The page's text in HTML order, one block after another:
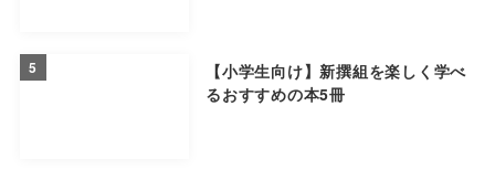
5
【小学生向け】新撰組を楽しく学べ
るおすすめの本5冊